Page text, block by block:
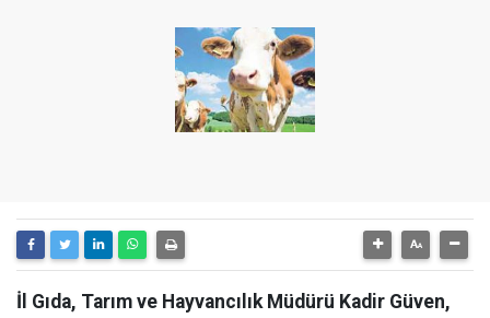
İl Gıda, Tarım ve Hayvancılık Müdürü Kadir Güven,